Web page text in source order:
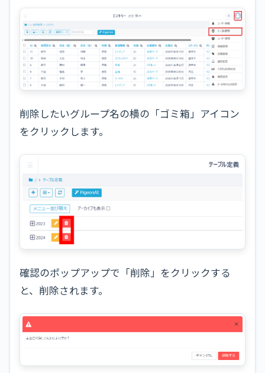
削除したいグループ名の横の「ゴミ箱」アイコン
をクリックします。
確認のポップアップで「削除」をクリックする
と、削除されます。